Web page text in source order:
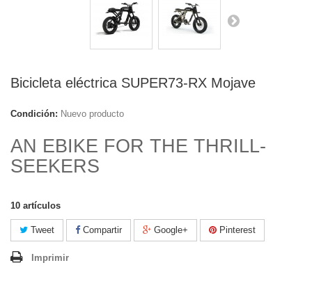
Bicicleta eléctrica SUPER73-RX Mojave
Condición: Nuevo producto
AN EBIKE FOR THE THRILL-
SEEKERS
10 artículos
Tweet Compartir Google+ Pinterest
Imprimir